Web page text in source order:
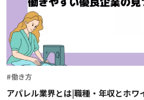
#働き方
アパレル業界とは|職種・年収とホワ